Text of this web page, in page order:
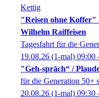
Kettig
"Reisen ohne Koffer"
Wilhelm Raiffeisen
Tagesfahrt für die
19.08.26 (1-mal) 09:00
"Geh-spräch“ /
für die Generation 50+
20.08.26 (1-mal) 09:30